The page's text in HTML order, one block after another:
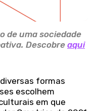
de uma sociedade
Descobre aqui
formas
escolhem
em que